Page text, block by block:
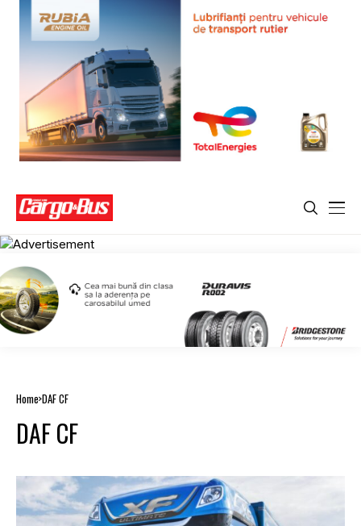
Home DAF CF
DAF CF